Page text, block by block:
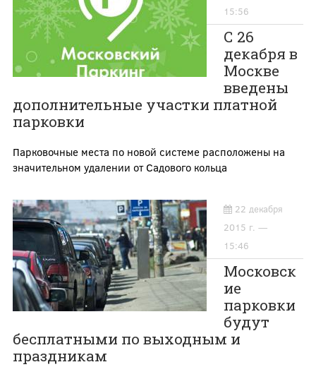
15:56
С 26
декабря в
Москве
введены
дополнительные участки платной
парковки
Парковочные места по новой системе расположены на
значительном удалении от Садового кольца
22 декабря
2015 г. —
15:46
Московск
ие
парковки
будут
бесплатными по выходным и
праздникам